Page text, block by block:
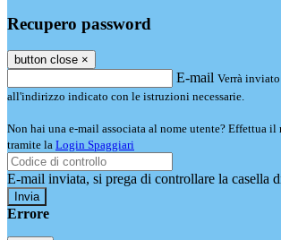
Recupero password
button close ×
E-mail Verrà
all'indirizzo indicato con le istruzioni necessarie.
Non hai una e-mail associata al nome utente? Effettua il
tramite la Login Spaggiari
E-mail inviata, si prega di controllare la casella
Errore